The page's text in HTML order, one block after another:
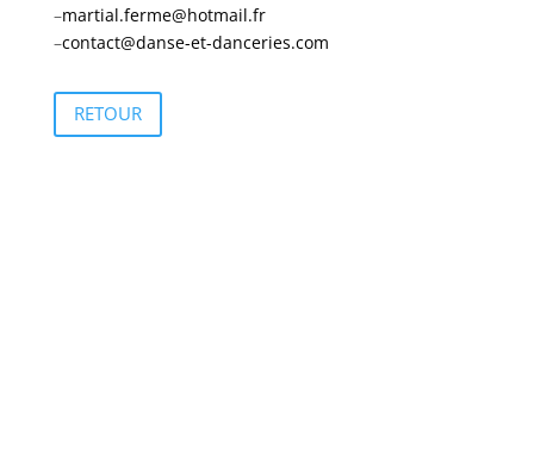
–martial.ferme@hotmail.fr
–contact@danse-et-danceries.com
RETOUR